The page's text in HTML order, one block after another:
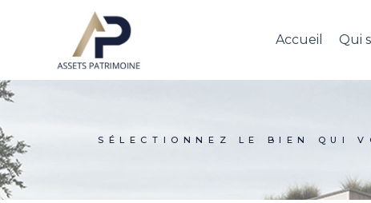
Accueil Qui
SÉLECTIONNEZ LE BIEN QUI